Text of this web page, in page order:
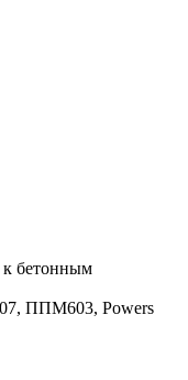
бетонным
ППМ603, Powers